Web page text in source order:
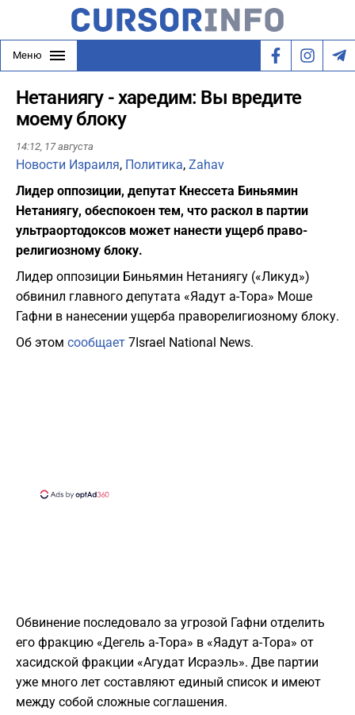
Меню
Нетаниягу - харедим: Вы вредите
моему блоку
14:12, 17 августа
Новости Израиля, Политика, Zahav
Лидер оппозиции, депутат Кнессета Биньямин
Нетаниягу, обеспокоен тем, что раскол в партии
ультраортодоксов может нанести ущерб право-
религиозному блоку.
Лидер оппозиции Биньямин Нетаниягу («Ликуд»)
обвинил главного депутата «Яадут а-Тора» Моше
Гафни в нанесении ущерба праворелигиозному блоку.
Об этом сообщает 7Israel National News.
Обвинение последовало за угрозой Гафни отделить
его фракцию «Дегель а-Тора» в «Яадут а-Тора» от
хасидской фракции «Агудат Исраэль». Две партии
уже много лет составляют единый список и имеют
между собой сложные соглашения.